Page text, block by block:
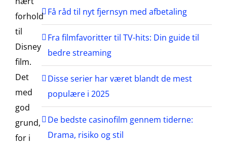
forhold
til
Disney
film.
Det
med
god
grund,
for i
Få råd til nyt fjernsyn med afbetaling
Fra filmfavoritter til TV-hits: Din guide til
bedre streaming
Disse serier har været blandt de mest
populære i 2025
De bedste casinofilm gennem tiderne:
Drama, risiko og stil